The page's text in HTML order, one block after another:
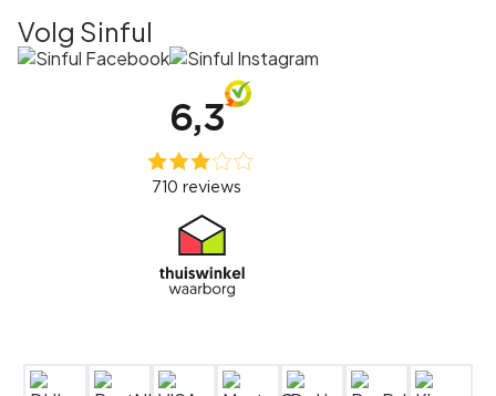
Volg Sinful